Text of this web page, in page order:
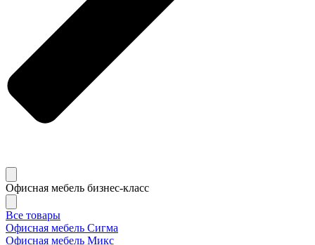
Офисная мебель бизнес-класс
Все товары
Офисная мебель Сигма
Офисная мебель Микс